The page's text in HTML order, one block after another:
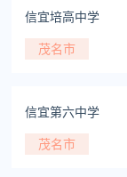
信宜培高中学
茂名市
信宜第六中学
茂名市